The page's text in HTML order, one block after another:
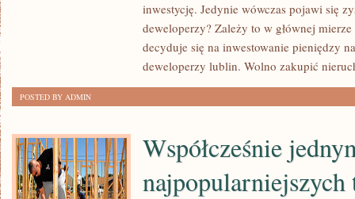
inwestycję. Jedynie wówczas pojawi się
deweloperzy? Zależy to w głównej
decyduje się na inwestowanie pieniędzy
deweloperzy lublin. Wolno zakupić
POSTED BY ADMIN
Współcześnie